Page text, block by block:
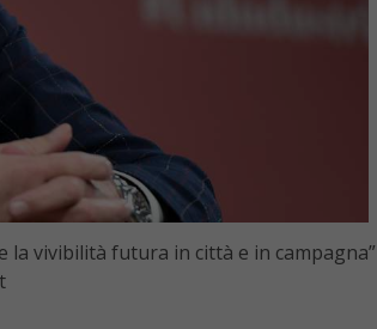
la vivibilità futura in città e in campagna”